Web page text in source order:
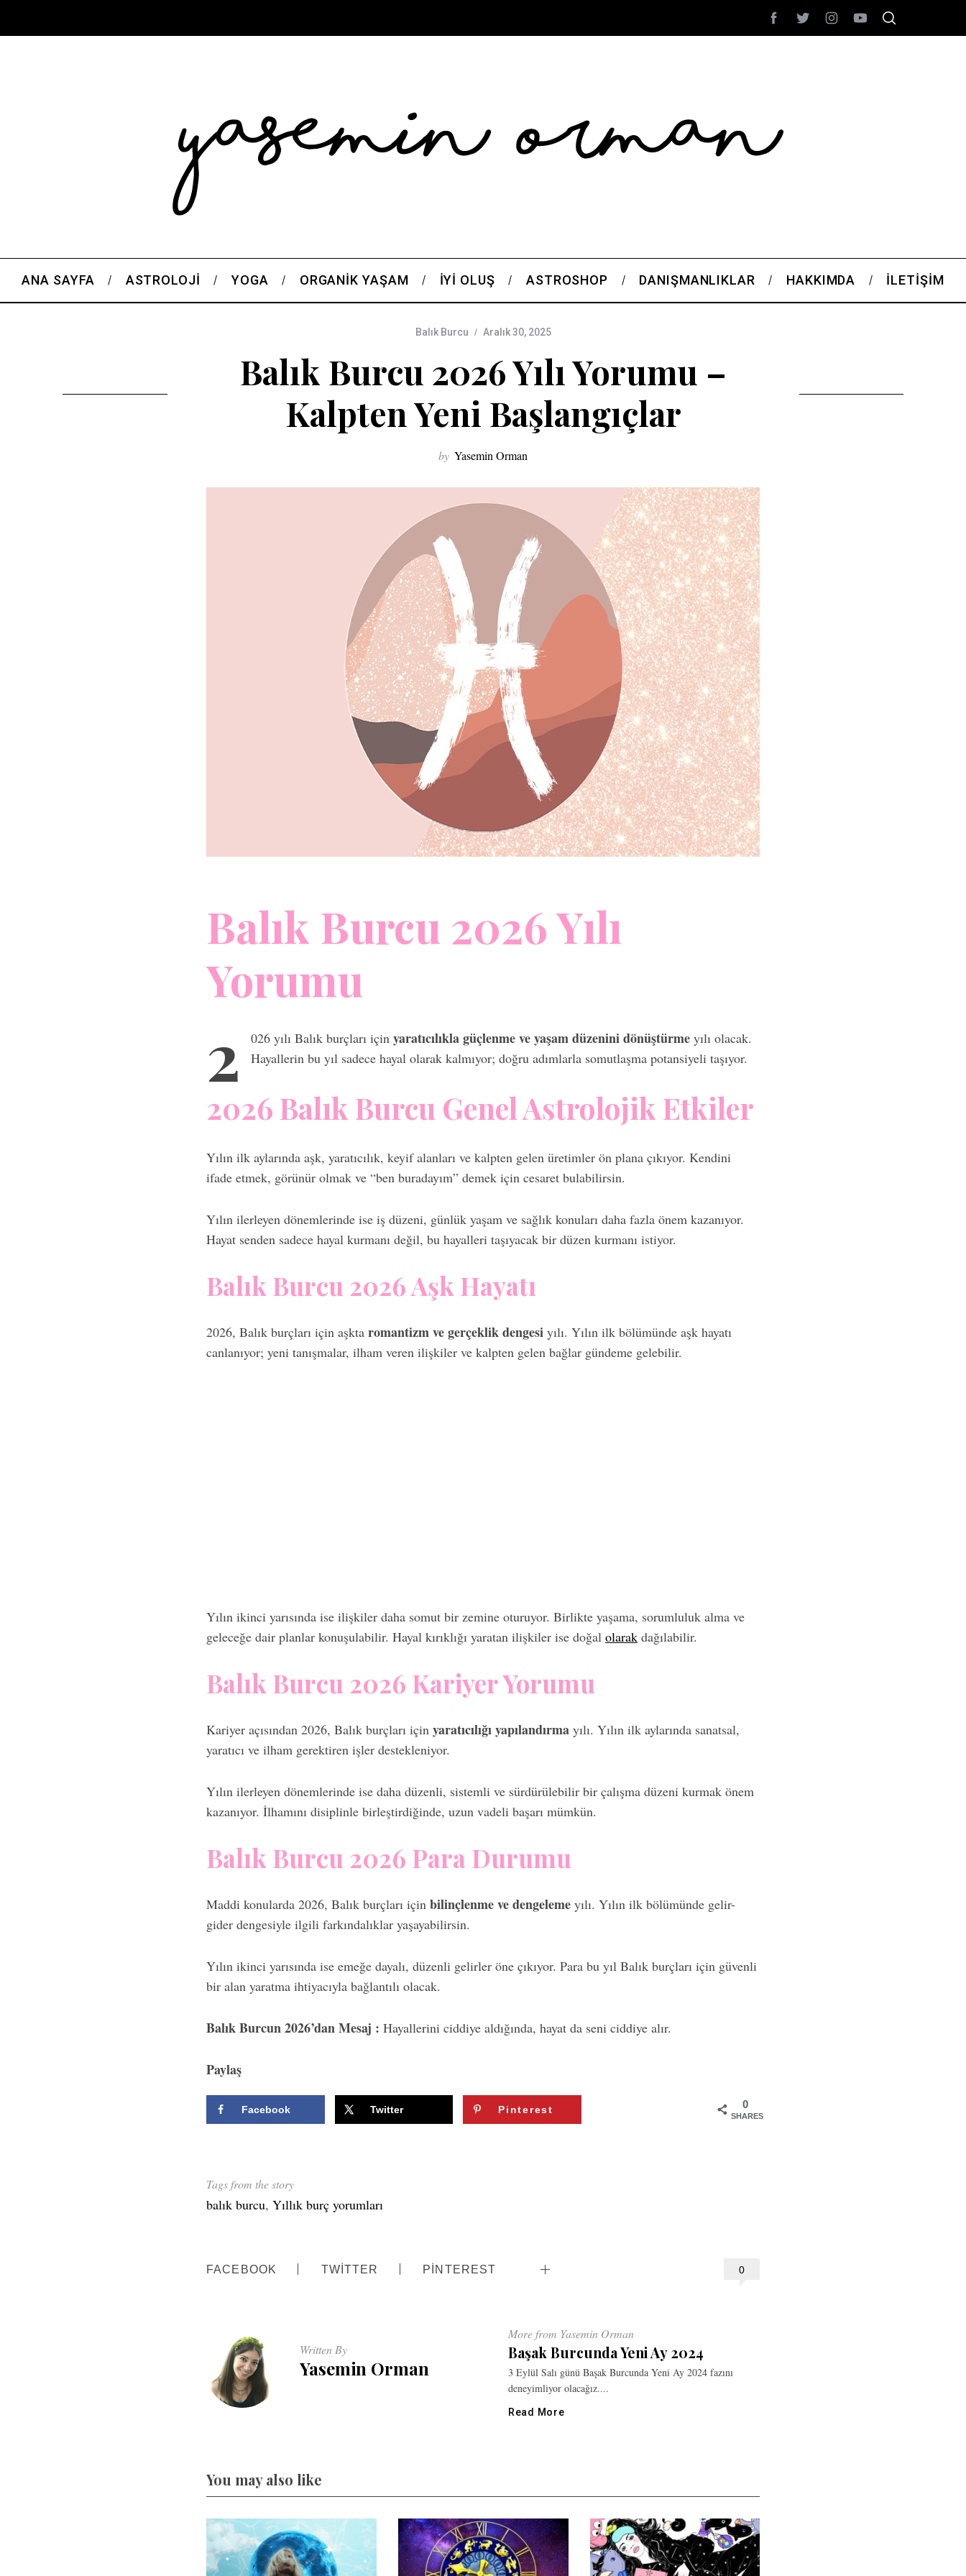
ANA SAYFA ASTROLOJI YOGA ORGANIK YAŞAM İYI OLUŞ ASTROSHOP DANIŞMANLIKLAR HAKKIMDA İLETIŞIM
Balık Burcu Aralık 30, 2025
Balık Burcu 2026 Yılı Yorumu –
Kalpten Yeni Başlangıçlar
by Yasemin Orman
Balık Burcu 2026 Yılı
Yorumu
2 026 yılı Balık burçları için yaratıcılıkla güçlenme ve yaşam düzenini dönüştürme yılı olacak.
Hayallerin bu yıl sadece hayal olarak kalmıyor; doğru adımlarla somutlaşma potansiyeli taşıyor.
2026 Balık Burcu Genel Astrolojik Etkiler
Yılın ilk aylarında aşk, yaratıcılık, keyif alanları ve kalpten gelen üretimler ön plana çıkıyor. Kendini
ifade etmek, görünür olmak ve “ben buradayım” demek için cesaret bulabilirsin.
Yılın ilerleyen dönemlerinde ise iş düzeni, günlük yaşam ve sağlık konuları daha fazla önem kazanıyor.
Hayat senden sadece hayal kurmanı değil, bu hayalleri taşıyacak bir düzen kurmanı istiyor.
Balık Burcu 2026 Aşk Hayatı
2026, Balık burçları için aşkta romantizm ve gerçeklik dengesi yılı. Yılın ilk bölümünde aşk hayatı
canlanıyor; yeni tanışmalar, ilham veren ilişkiler ve kalpten gelen bağlar gündeme gelebilir.
Yılın ikinci yarısında ise ilişkiler daha somut bir zemine oturuyor. Birlikte yaşama, sorumluluk alma ve
geleceğe dair planlar konuşulabilir. Hayal kırıklığı yaratan ilişkiler ise doğal olarak dağılabilir.
Balık Burcu 2026 Kariyer Yorumu
Kariyer açısından 2026, Balık burçları için yaratıcılığı yapılandırma yılı. Yılın ilk aylarında sanatsal,
yaratıcı ve ilham gerektiren işler destekleniyor.
Yılın ilerleyen dönemlerinde ise daha düzenli, sistemli ve sürdürülebilir bir çalışma düzeni kurmak önem
kazanıyor. İlhamını disiplinle birleştirdiğinde, uzun vadeli başarı mümkün.
Balık Burcu 2026 Para Durumu
Maddi konularda 2026, Balık burçları için bilinçlenme ve dengeleme yılı. Yılın ilk bölümünde gelir-
gider dengesiyle ilgili farkındalıklar yaşayabilirsin.
Yılın ikinci yarısında ise emeğe dayalı, düzenli gelirler öne çıkıyor. Para bu yıl Balık burçları için güvenli
bir alan yaratma ihtiyacıyla bağlantılı olacak.
Balık Burcun 2026’dan Mesaj : Hayallerini ciddiye aldığında, hayat da seni ciddiye alır.
Paylaş
0
SHARES
Facebook Twitter Pinterest
Tags from the story
balık burcu, Yıllık burç yorumları
0
FACEBOOK TWITTER PINTEREST
Written By
Yasemin Orman
More from Yasemin Orman
Başak Burcunda Yeni Ay 2024
3 Eylül Salı günü Başak Burcunda Yeni Ay 2024 fazını
deneyimliyor olacağız....
Read More
You may also like